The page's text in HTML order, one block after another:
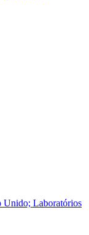
Unido; Laboratórios